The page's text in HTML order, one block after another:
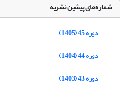
شماره‌های پیشین نشریه
دوره 45 (1405)
دوره 44 (1404)
دوره 43 (1403)